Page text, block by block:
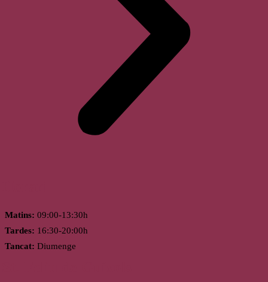
Matins: 09:00-13:30h
Tardes: 16:30-20:00h
Tancat: Diumenge